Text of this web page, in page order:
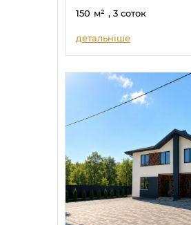
150 м² , 3 соток
детальніше